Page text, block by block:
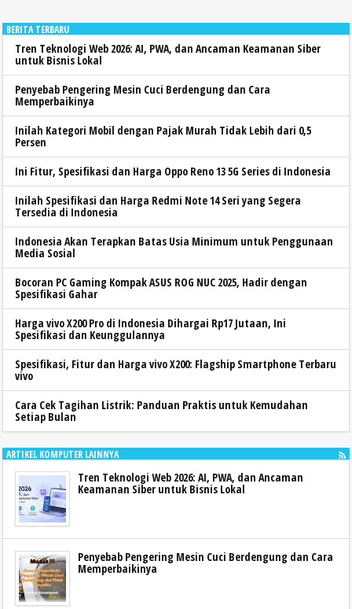
BERITA TERBARU
Tren Teknologi Web 2026: AI, PWA, dan Ancaman Keamanan Siber
untuk Bisnis Lokal
Penyebab Pengering Mesin Cuci Berdengung dan Cara
Memperbaikinya
Inilah Kategori Mobil dengan Pajak Murah Tidak Lebih dari 0,5
Persen
Ini Fitur, Spesifikasi dan Harga Oppo Reno 13 5G Series di Indonesia
Inilah Spesifikasi dan Harga Redmi Note 14 Seri yang Segera
Tersedia di Indonesia
Indonesia Akan Terapkan Batas Usia Minimum untuk Penggunaan
Media Sosial
Bocoran PC Gaming Kompak ASUS ROG NUC 2025, Hadir dengan
Spesifikasi Gahar
Harga vivo X200 Pro di Indonesia Dihargai Rp17 Jutaan, Ini
Spesifikasi dan Keunggulannya
Spesifikasi, Fitur dan Harga vivo X200: Flagship Smartphone Terbaru
vivo
Cara Cek Tagihan Listrik: Panduan Praktis untuk Kemudahan
Setiap Bulan
ARTIKEL KOMPUTER LAINNYA
Tren Teknologi Web 2026: AI, PWA, dan Ancaman
Keamanan Siber untuk Bisnis Lokal
Penyebab Pengering Mesin Cuci Berdengung dan Cara
Memperbaikinya